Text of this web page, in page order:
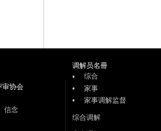
审协会
信念
调解员名冊
•
综合
•
家事
•
家事调解监督
综合调解